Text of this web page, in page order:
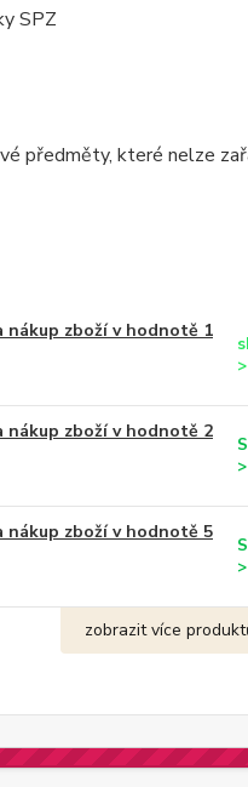
SPZ
předměty, které nelze
nákup zboží v hodnotě 1
nákup zboží v hodnotě 2
nákup zboží v hodnotě 5
zobrazit více